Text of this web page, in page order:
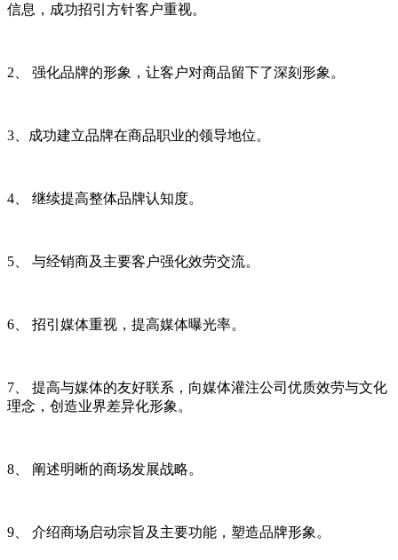
信息，成功招引方针客户重视。
2、 强化品牌的形象，让客户对商品留下了深刻形象。
3、成功建立品牌在商品职业的领导地位。
4、 继续提高整体品牌认知度。
5、 与经销商及主要客户强化效劳交流。
6、 招引媒体重视，提高媒体曝光率。
7、 提高与媒体的友好联系，向媒体灌注公司优质效劳与文化
理念，创造业界差异化形象。
8、 阐述明晰的商场发展战略。
9、 介绍商场启动宗旨及主要功能，塑造品牌形象。